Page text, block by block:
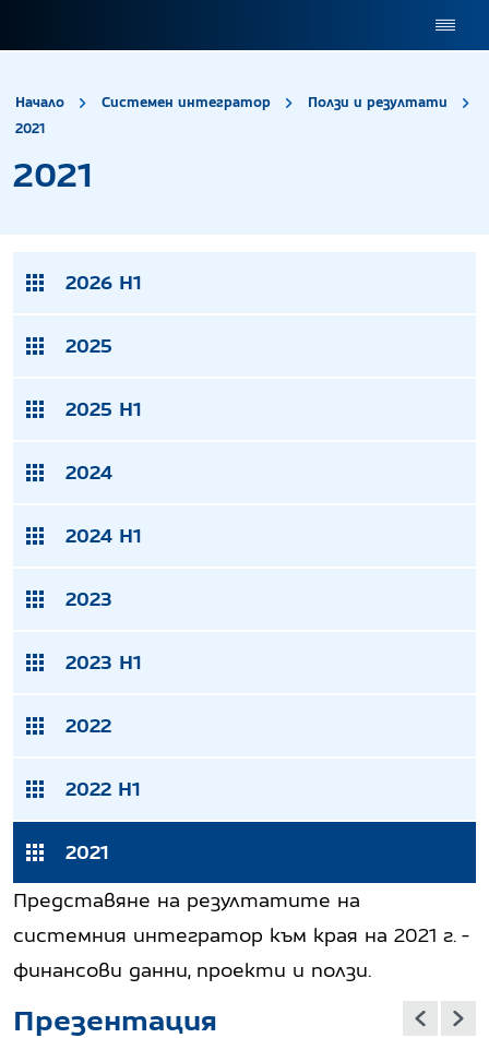
Начало Системен интегратор
Ползи и резултати
2021
2021
2026 H1
2025
2025 H1
2024
2024 H1
2023
2023 H1
2022
2022 H1
2021
Представяне на резултатите на
системния интегратор към края на 2021 г. -
финансови данни, проекти и ползи.
Презентация